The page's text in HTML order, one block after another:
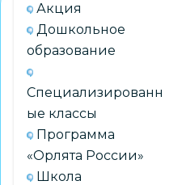
участников
городского
конкурса
года
города
Акция
Дошкольное
образование
Специализированн
ые классы
Программа
«Орлята России»
Школа